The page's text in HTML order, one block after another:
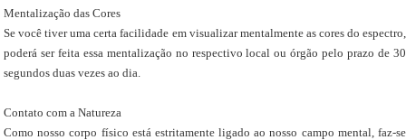
Mentalização das Cores
Se você tiver uma certa facilidade em visualizar mentalmente as cores do espectro,
poderá ser feita essa mentalização no respectivo local ou órgão pelo prazo de 30
segundos duas vezes ao dia.
Contato com a Natureza
Como nosso corpo físico está estritamente ligado ao nosso campo mental, faz-se